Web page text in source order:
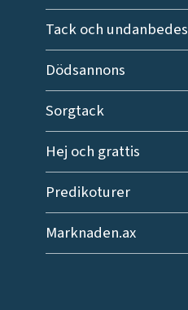
Tack och undanbedes
Dödsannons
Sorgtack
Hej och grattis
Predikoturer
Marknaden.ax